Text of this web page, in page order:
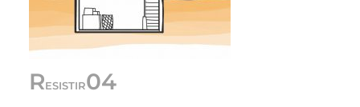
RESISTIR04